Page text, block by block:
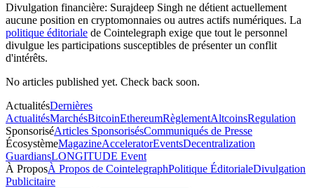
Divulgation financière: Surajdeep Singh ne détient actuellement
aucune position en cryptomonnaies ou autres actifs numériques. La
politique éditoriale de Cointelegraph exige que tout le personnel
divulgue les participations susceptibles de présenter un conflit
d'intérêts.
No articles published yet. Check back soon.
ActualitésDernières
ActualitésMarchésBitcoinEthereumRèglementAltcoinsRegulation
SponsoriséArticles SponsorisésCommuniqués de Presse
ÉcosystèmeMagazineAcceleratorEventsDecentralization
GuardiansLONGITUDE Event
À ProposÀ Propos de CointelegraphPolitique ÉditorialeDivulgation
Publicitaire